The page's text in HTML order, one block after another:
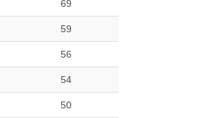
69
59
56
54
50